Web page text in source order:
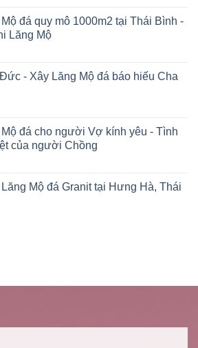
đá quy mô 1000m2 tại Thái Bình -
Lăng Mộ
- Xây Lăng Mộ đá báo hiếu Cha
đá cho người Vợ kính yêu - Tình
của người Chồng
Mộ đá Granit tại Hưng Hà, Thái